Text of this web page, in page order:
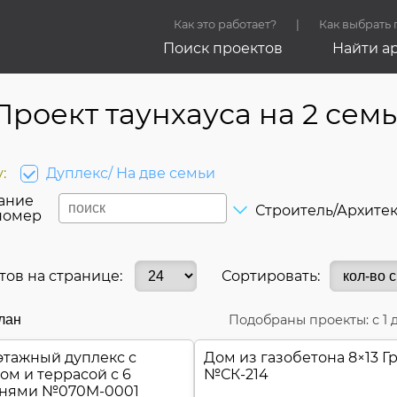
Как это работает? Как выбрать
Поиск проектов Найти
таунхауса на 2
Дуплекс/ На две семьи
Строитель/
на странице: Сортировать:
Подобраны проекты: с 1
дуплекс с
и террасой с 6
№070M-0001
Дом из газобетона 8×13
№СК-214